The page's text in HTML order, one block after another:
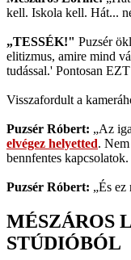
kell. Iskola kell. Hát...
„TESSÉK!" Puzsér
elitizmus, amire mind
tudással.' Pontosan
Visszafordult a
Puzsér Róbert: „Az
elvégez helyetted.
bennfentes
Puzsér Róbert: „És ez
MÉSZÁROS
STÚDIÓBÓL